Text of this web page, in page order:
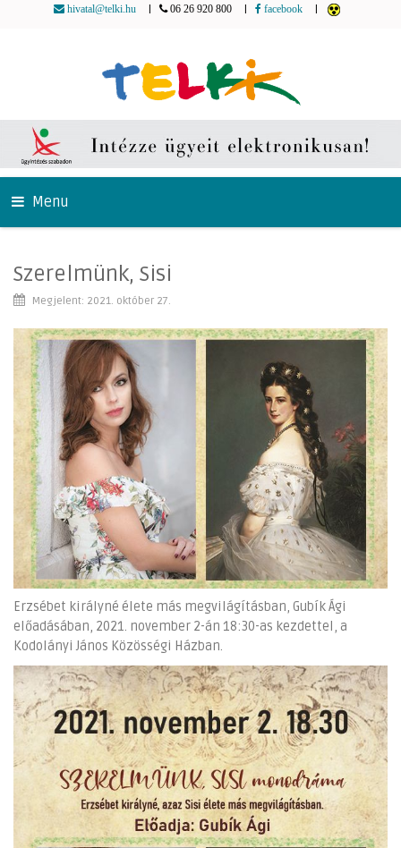
hivatal@telki.hu 06 26 920 800 facebook
Menu
Szerelmünk, Sisi
Megjelent: 2021. október 27.
Erzsébet királyné élete más megvilágításban, Gubík Ági
előadásában, 2021. november 2-án 18:30-as kezdettel, a
Kodolányi János Közösségi Házban.